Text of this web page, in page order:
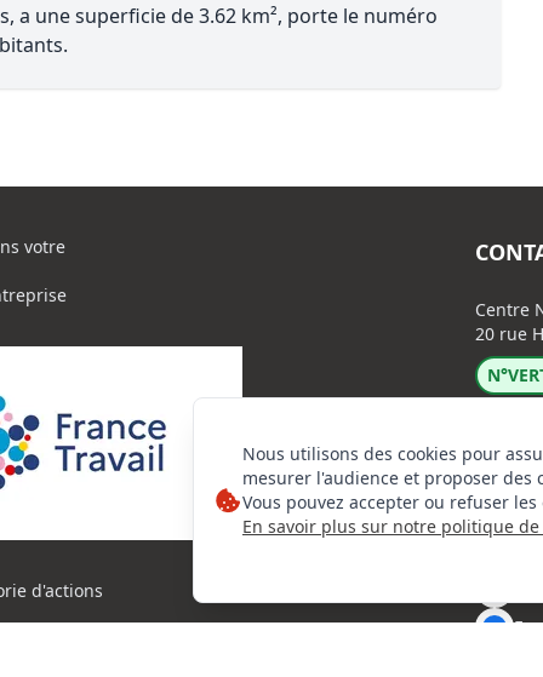
a une superficie de 3.62 km², porte le numéro
Nous utilisons des cookies pour
mesurer l'audience et proposer des
Vous pouvez accepter ou refuser
En savoir plus sur notre politique
votre
d'actions
Centre
20 rue